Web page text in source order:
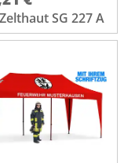
SG 227 A